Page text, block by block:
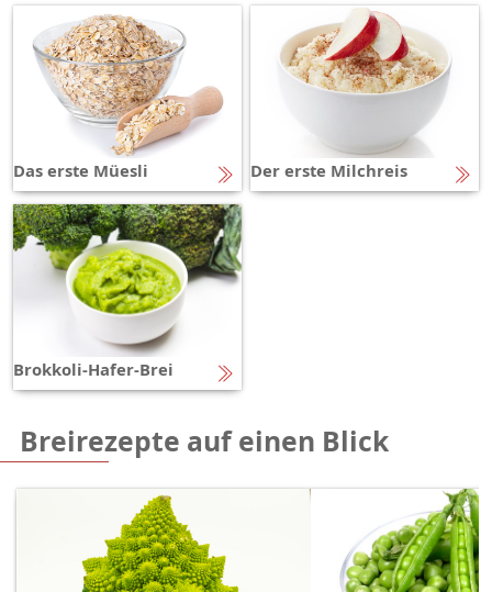
Das erste Müesli Der erste Milchreis
Brokkoli-Hafer-Brei
Breirezepte auf einen Blick